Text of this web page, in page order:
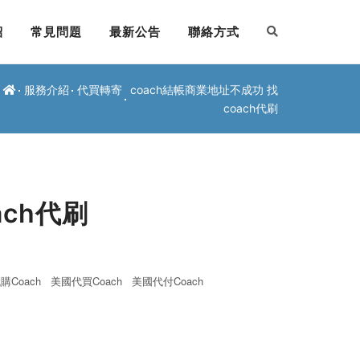
常見問題 最新公告 聯絡方式
服務介紹 代買轉寄 coach結帳商業地址不成功 找
coach代刷
代刷
Coach 美國代買Coach
美國代付Coach